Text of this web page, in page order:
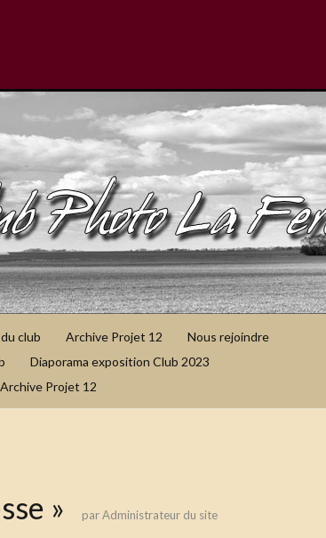
club Archive Projet 12
Nous rejoindre
Diaporama exposition Club 2023
Archive Projet 12
» parAdministrateur du site